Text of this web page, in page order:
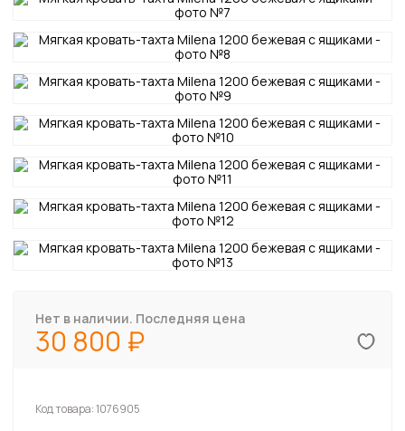
Нет в наличии. Последняя цена
30 800
Код товара:1076905